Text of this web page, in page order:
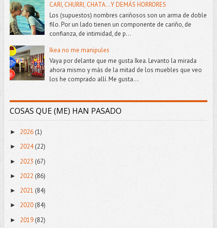
CARI, CHURRI, CHATA...Y DEMÁS HORRORES
Los (supuestos) nombres cariñosos son un arma de doble
filo. Por un lado tienen un componente de cariño, de
confianza, de intimidad, de p...
Ikea no me manipules
Vaya por delante que me gusta Ikea. Levanto la mirada
ahora mismo y más de la mitad de los muebles que veo
los he comprado allí. Me gusta...
COSAS QUE (ME) HAN PASADO
► 2026(1)
► 2024(22)
► 2023 (67)
► 2022 (86)
► 2021 (84)
► 2020(84)
► 2019(82)